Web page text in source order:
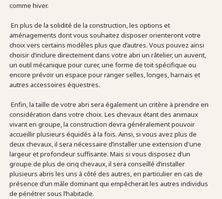
comme hiver.
En plus de la solidité de la construction, les options et
aménagements dont vous souhaitez disposer orienteront votre
choix vers certains modèles plus que d’autres. Vous pouvez ainsi
choisir d’inclure directement dans votre abri un râtelier, un auvent,
un outil mécanique pour curer, une forme de toit spécifique ou
encore prévoir un espace pour ranger selles, longes, harnais et
autres accessoires équestres.
Enfin, la taille de votre abri sera également un critère à prendre en
considération dans votre choix. Les chevaux étant des animaux
vivant en groupe, la construction devra généralement pouvoir
accueillir plusieurs équidés à la fois. Ainsi, si vous avez plus de
deux chevaux, il sera nécessaire d’installer une extension d'une
largeur et profondeur suffisante. Mais si vous disposez d’un
groupe de plus de cinq chevaux, il sera conseillé d’installer
plusieurs abris les uns à côté des autres, en particulier en cas de
présence d’un mâle dominant qui empêcherait les autres individus
de pénétrer sous l’habitacle.